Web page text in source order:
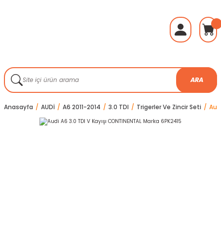
ARA
Anasayfa AUDİ A6 2011-2014 3.0 TDI Trigerler Ve Zincir Seti